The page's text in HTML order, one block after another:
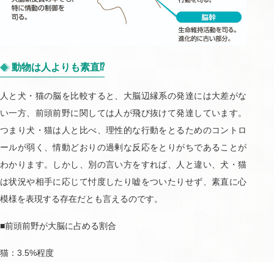
動物は人よりも素直⁉
人と犬・猫の脳を比較すると、大脳辺縁系の発達には大差がな
い一方、前頭前野に関しては人が飛び抜けて発達しています。
つまり犬・猫は人と比べ、理性的な行動をとるためのコントロ
ールが弱く、情動どおりの過剰な反応をとりがちであることが
わかります。しかし、別の言い方をすれば、人と違い、犬・猫
は状況や相手に応じて忖度したり嘘をついたりせず、素直に心
模様を表現する存在だとも言えるのです。
■前頭前野が大脳に占める割合
猫：3.5%程度